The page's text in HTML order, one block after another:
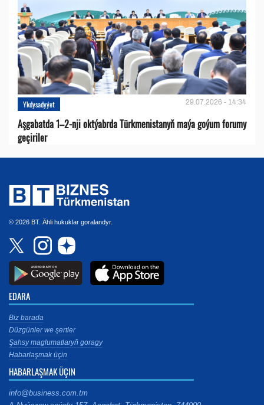
Ykdysadyýet 29.07.2026 - 14:34
Aşgabatda 1–2-nji oktýabrda Türkmenistanyň maýa goýum forumy
geçiriler
© 2026 BT. Ähli hukuklar goralandyr.
EDARA
Biz barada
Düzgünler we şertler
Şahsy maglumatlaryň goragy
Habarlaşmak üçin
HABARLAŞMAK ÜÇIN
info@business.com.tm